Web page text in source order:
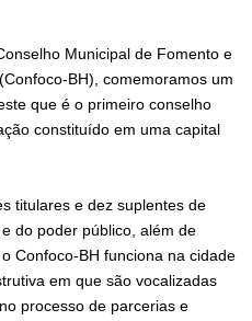
Municipal de Fomento e
BH), comemoramos um
que é o primeiro conselho
constituído em uma capital
titulares e dez suplentes de
do poder público, além de
Confoco-BH funciona na cidade
em que são vocalizadas
processo de parcerias e